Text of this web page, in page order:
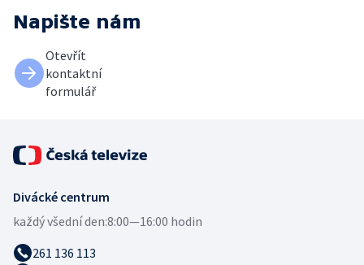
Napište nám
Otevřít
kontaktní
formulář
Divácké centrum
každý všední den:8:00—16:00 hodin
261 136 113